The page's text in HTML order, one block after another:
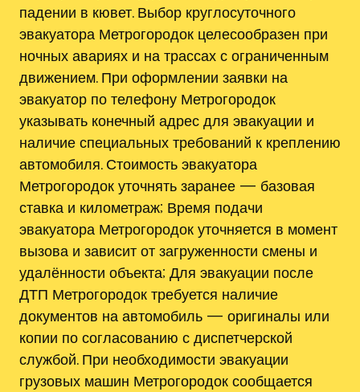
падении в кювет. Выбор круглосуточного
эвакуатора Метрогородок целесообразен при
ночных авариях и на трассах с ограниченным
движением. При оформлении заявки на
эвакуатор по телефону Метрогородок
указывать конечный адрес для эвакуации и
наличие специальных требований к креплению
автомобиля. Стоимость эвакуатора
Метрогородок уточнять заранее — базовая
ставка и километраж; Время подачи
эвакуатора Метрогородок уточняется в момент
вызова и зависит от загруженности смены и
удалённости объекта; Для эвакуации после
ДТП Метрогородок требуется наличие
документов на автомобиль — оригиналы или
копии по согласованию с диспетчерской
службой. При необходимости эвакуации
грузовых машин Метрогородок сообщается